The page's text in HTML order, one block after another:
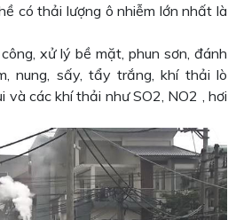
có thải lượng ô nhiễm lớn nhất là
xử lý bề mặt, phun sơn, đánh
nung, sấy, tẩy trắng, khí thải lò
và các khí thải như SO2, NO2 , hơi